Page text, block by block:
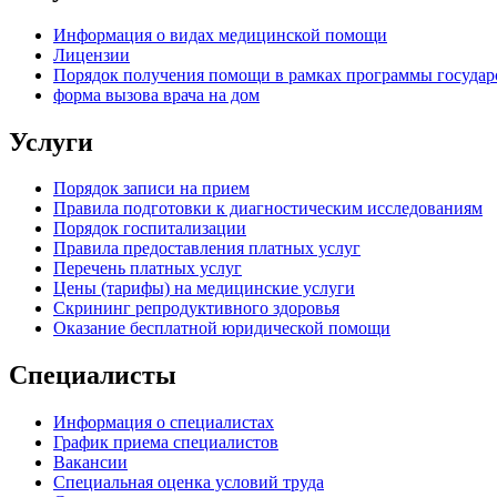
Информация о видах медицинской помощи
Лицензии
Порядок получения помощи в рамках программы
форма вызова врача на дом
Услуги
Порядок записи на прием
Правила подготовки к диагностическим исследованиям
Порядок госпитализации
Правила предоставления платных услуг
Перечень платных услуг
Цены (тарифы) на медицинские услуги
Скрининг репродуктивного здоровья
Оказание бесплатной юридической помощи
Специалисты
Информация о специалистах
График приема специалистов
Вакансии
Специальная оценка условий труда